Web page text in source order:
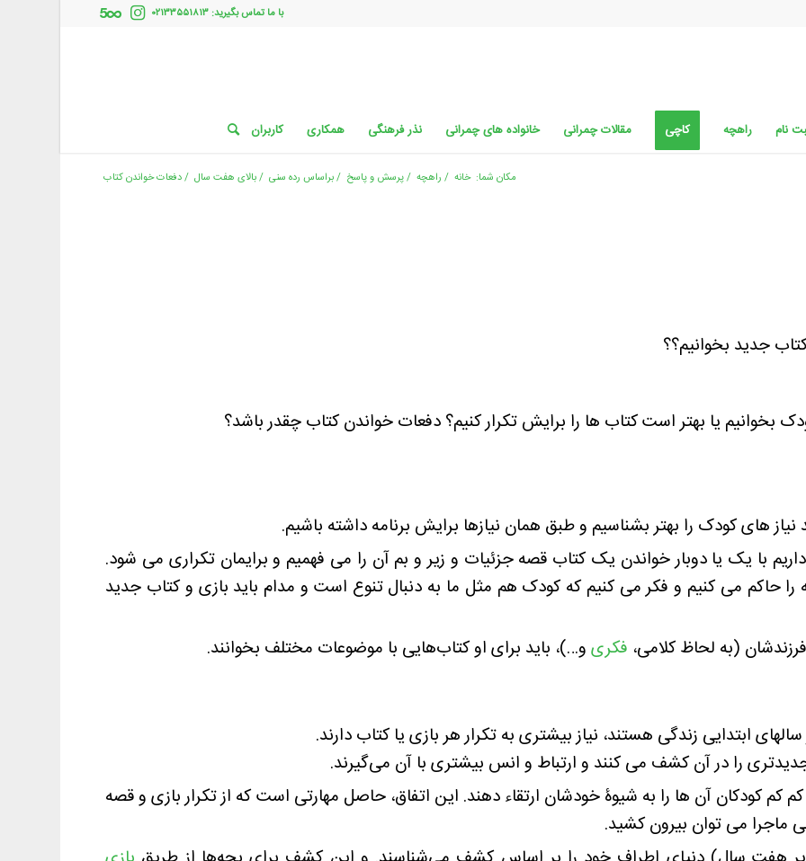
با ما تماس بگیرید: ۰۲۱۳۳۵۵۱۸۱۳
نام راهچه کاچی مقالات چمرانی خانواده های چمرانی نذر فرهنگی همکاری کاربران
مکان شما: خانه / راهچه /پرسش و پاسخ /براساس رده سنی /بالای هفت سال /دفعات خواندن کتاب
جدید بخوانیم؟؟
بخوانیم یا بهتر است کتاب ها را برایش تکرار کنیم؟ دفعات خواندن کتاب چقدر باشد؟
های کودک را بهتر بشناسیم و طبق همان نیازها برایش برنامه داشته باشیم.
با یک یا دوبار خواندن یک کتاب قصه جزئیات و زیر و بم آن را می فهمیم و برایمان تکراری می شود.
را حاکم می کنیم و فکر می کنیم که کودک هم مثل ما به دنبال تنوع است و مدام باید بازی و کتاب جدید
فرزندشان (به لحاظ کلامی، فکریو…)، باید برای او کتاب‌هایی با موضوعات مختلف بخوانند.
را در آن کشف می کنند و ارتباط و انس بیشتری با آن می‌گیرند.
کودکان آن ها را به شیوۀ خودشان ارتقاء دهند. این اتفاق، حاصل مهارتی است که از تکرار بازی و قصه
ماجرا می توان بیرون کشید.